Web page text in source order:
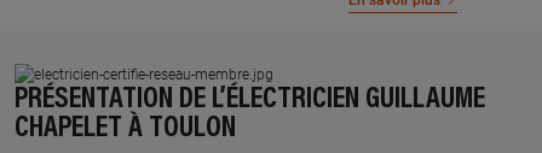
PRÉSENTATION DE L’ÉLECTRICIEN GUILLAUME
CHAPELET À TOULON